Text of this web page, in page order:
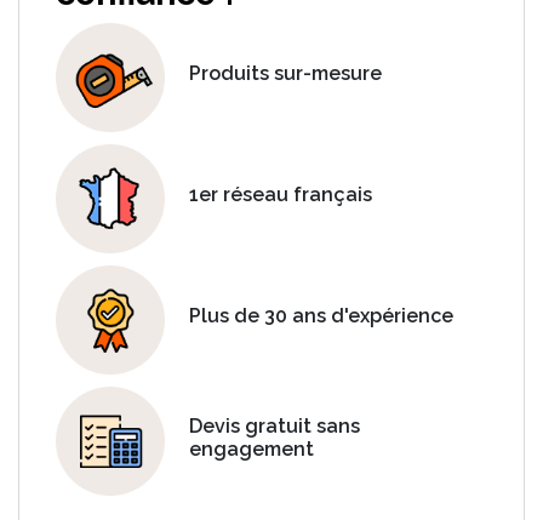
Produits sur-mesure
1er réseau français
Plus de 30 ans d'expérience
Devis gratuit sans
engagement